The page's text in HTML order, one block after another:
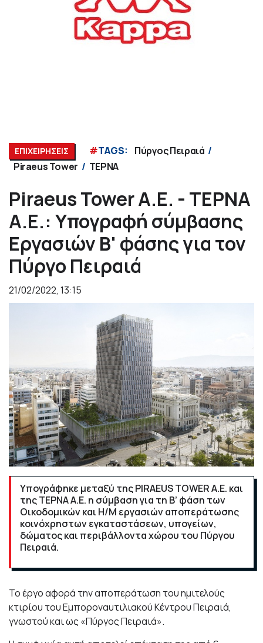
ΕΠΙΧΕΙΡΗΣΕΙΣ #TAGS:
Πύργος Πειραιά
Piraeus Tower
ΤΕΡΝΑ
Piraeus Tower Α.Ε. - ΤΕΡΝΑ
Α.Ε.: Υπογραφή σύμβασης
Εργασιών Β' φάσης για τον
Πύργο Πειραιά
21/02/2022, 13:15
Υπογράφηκε μεταξύ της PIRAEUS TOWER Α.Ε. και
της ΤΕΡΝΑ Α.Ε. η σύμβαση για τη Β’ φάση των
Οικοδομικών και Η/Μ εργασιών αποπεράτωσης
κοινόχρηστων εγκαταστάσεων, υπογείων,
δώματος και περιβάλλοντα χώρου του Πύργου
Πειραιά.
Το έργο αφορά την αποπεράτωση του ημιτελούς
κτιρίου του Εμποροναυτιλιακού Κέντρου Πειραιά,
γνωστού και ως «Πύργος Πειραιά».